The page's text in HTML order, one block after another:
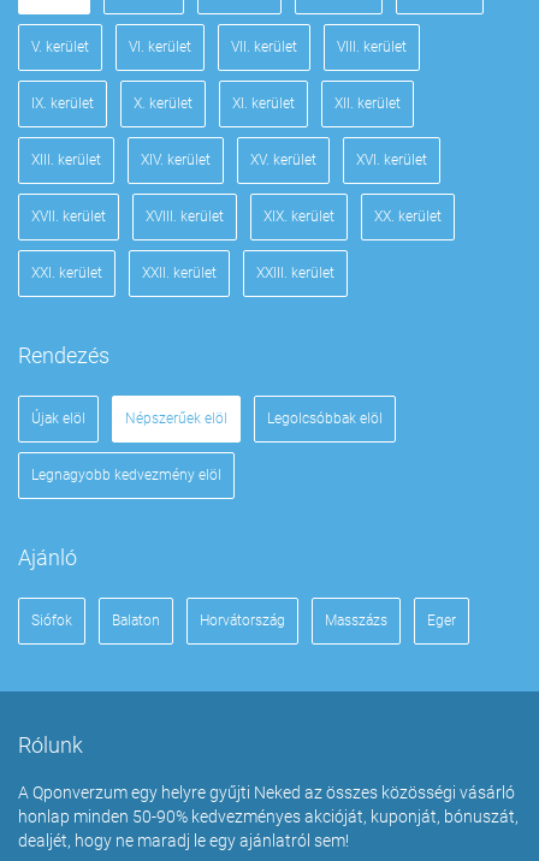
V. kerület VI. kerület VII. kerület VIII. kerület
IX. kerület X. kerület XI. kerület XII. kerület
XIII. kerület XIV. kerület XV. kerület XVI. kerület
XVII. kerület XVIII. kerület XIX. kerület XX. kerület
XXI. kerület XXII. kerület XXIII. kerület
Rendezés
Újak elöl Népszerűek elöl Legolcsóbbak elöl
Legnagyobb kedvezmény elöl
Ajánló
Siófok Balaton Horvátország Masszázs Eger
Rólunk
A Qponverzum egy helyre gyűjti Neked az összes közösségi vásárló
honlap minden 50-90% kedvezményes akcióját, kuponját, bónuszát,
dealjét, hogy ne maradj le egy ajánlatról sem!